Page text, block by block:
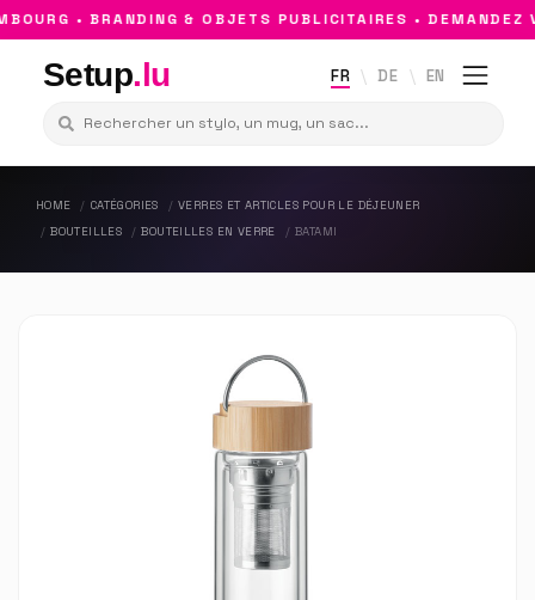
• BRANDING & OBJETS PUBLICITAIRES • DEMANDEZ
Setup.lu FR DE EN
HOME CATÉGORIES
VERRES ET ARTICLES POUR LE DÉJEUNER
BOUTEILLES
BOUTEILLES EN VERRE BATAMI